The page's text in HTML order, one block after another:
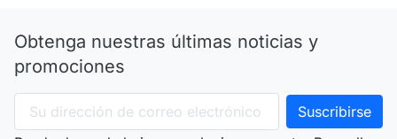
Obtenga nuestras últimas noticias y
promociones